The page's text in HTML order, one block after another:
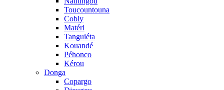
Toucountouna
Cobly
Matéri
Tanguiéta
Kouandé
Péhonco
Kérou
Donga
Copargo